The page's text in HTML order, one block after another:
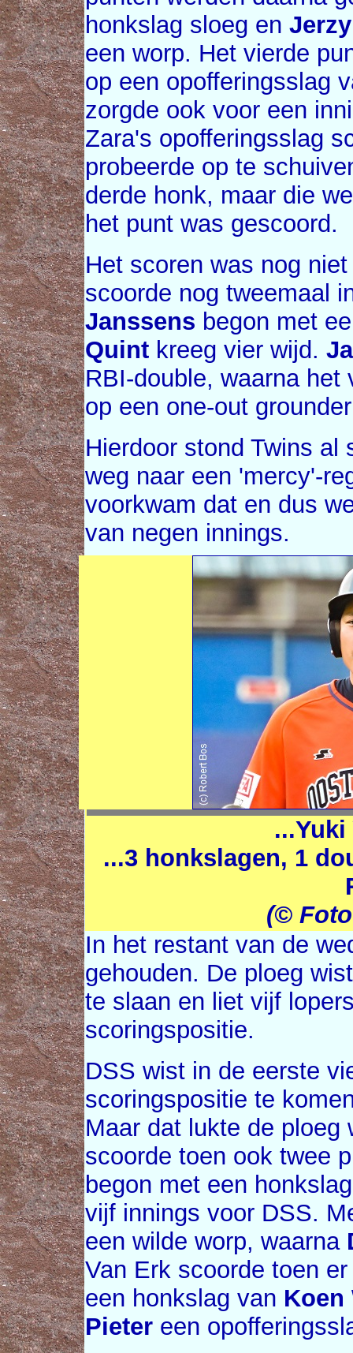
honkslag sloeg en
een worp. Het vierde
op een opofferingsslag
zorgde ook voor een
Zara's opofferingsslag
probeerde op te
derde honk, maar die
het punt was gescoord.
Het scoren was nog
scoorde nog tweemaal
Janssens begon met
Quintkreeg vier wijd.
RBI-double, waarna het
op een one-out
Hierdoor stond Twins al
weg naar een 'mercy'-
voorkwam dat en dus
van negen innings.
...3 honkslagen, 1
(©
In het restant van de
gehouden. De ploeg
te slaan en liet vijf
scoringspositie.
DSS wist in de eerste
scoringspositie te
Maar dat lukte de ploeg
scoorde toen ook twee
begon met een
vijf innings voor DSS.
een wilde worp, waarna
Van Erk scoorde toen
een honkslag van Koen
Pietereen